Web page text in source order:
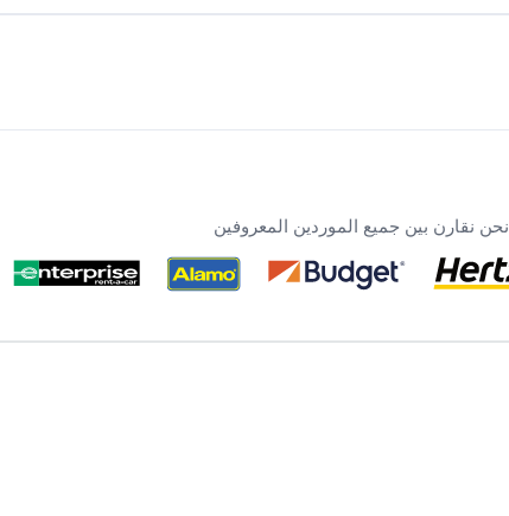
نحن نقارن بين جميع الموردين المعروفين